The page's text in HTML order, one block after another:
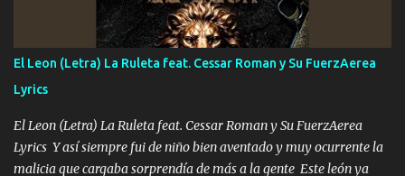
cantamos y por ti nos embriagamos Quién sabe qué será de mí si
contigo fui muy feliz a lo mejor no lloró pero muy en el fondo te
adoro
El Leon (Letra) La Ruleta feat. Cessar Roman y Su FuerzAerea
Lyrics
El Leon (Letra) La Ruleta feat. Cessar Roman y Su FuerzAerea
Lyrics Y así siempre fui de niño bien aventado y muy ocurrente la
malicia que cargaba sorprendía de más a la gente Este león ya